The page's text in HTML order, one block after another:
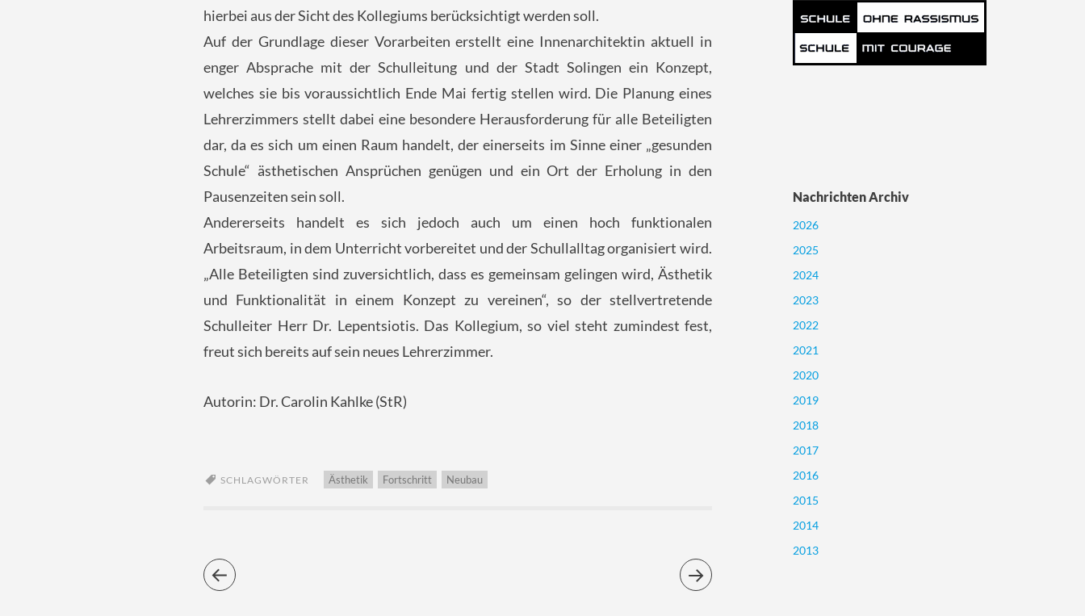
hierbei aus der Sicht des Kollegiums berücksichtigt werden soll.
Auf der Grundlage dieser Vorarbeiten erstellt eine Innenarchitektin aktuell in
enger Absprache mit der Schulleitung und der Stadt Solingen ein Konzept,
welches sie bis voraussichtlich Ende Mai fertig stellen wird. Die Planung eines
Lehrerzimmers stellt dabei eine besondere Herausforderung für alle Beteiligten
dar, da es sich um einen Raum handelt, der einerseits im Sinne einer „gesunden
Schule“ ästhetischen Ansprüchen genügen und ein Ort der Erholung in den
Pausenzeiten sein soll.
Andererseits handelt es sich jedoch auch um einen hoch funktionalen
Arbeitsraum, in dem Unterricht vorbereitet und der Schullalltag organisiert wird.
„Alle Beteiligten sind zuversichtlich, dass es gemeinsam gelingen wird, Ästhetik
und Funktionalität in einem Konzept zu vereinen“, so der stellvertretende
Schulleiter Herr Dr. Lepentsiotis. Das Kollegium, so viel steht zumindest fest,
freut sich bereits auf sein neues Lehrerzimmer.
Autorin: Dr. Carolin Kahlke (StR)
SCHLAGWÖRTER Ästhetik Fortschritt Neubau
Nachrichten Archiv
2026
2025
2024
2023
2022
2021
2020
2019
2018
2017
2016
2015
2014
2013